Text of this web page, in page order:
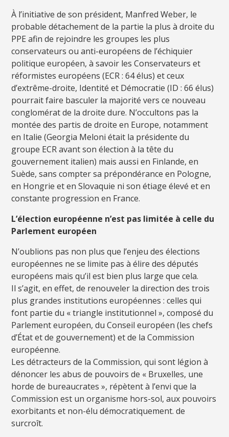
À l’initiative de son président, Manfred Weber, le
probable détachement de la partie la plus à droite du
PPE afin de rejoindre les groupes les plus
conservateurs ou anti-européens de l’échiquier
politique européen, à savoir les Conservateurs et
réformistes européens (ECR : 64 élus) et ceux
d’extrême-droite, Identité et Démocratie (ID : 66 élus)
pourrait faire basculer la majorité vers ce nouveau
conglomérat de la droite dure. N’occultons pas la
montée des partis de droite en Europe, notamment
en Italie (Georgia Meloni était la présidente du
groupe ECR avant son élection à la tête du
gouvernement italien) mais aussi en Finlande, en
Suède, sans compter sa prépondérance en Pologne,
en Hongrie et en Slovaquie ni son étiage élevé et en
constante progression en France.
L’élection européenne n’est pas limitée à celle du
Parlement européen
N’oublions pas non plus que l’enjeu des élections
européennes ne se limite pas à élire des députés
européens mais qu’il est bien plus large que cela.
Il s’agit, en effet, de renouveler la direction des trois
plus grandes institutions européennes : celles qui
font partie du « triangle institutionnel », composé du
Parlement européen, du Conseil européen (les chefs
d’État et de gouvernement) et de la Commission
européenne.
Les détracteurs de la Commission, qui sont légion à
dénoncer les abus de pouvoirs de « Bruxelles, une
horde de bureaucrates », répètent à l’envi que la
Commission est un organisme hors-sol, aux pouvoirs
exorbitants et non-élu démocratiquement. de
surcroît.